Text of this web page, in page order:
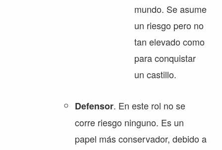
mundo. Se asume
un riesgo pero no
tan elevado como
para conquistar
un castillo.
Defensor. En este rol no se
corre riesgo ninguno. Es un
papel más conservador, debido a